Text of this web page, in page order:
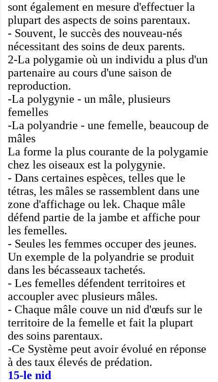
sont également en mesure d'effectuer la
plupart des aspects de soins parentaux.
- Souvent, le succès des nouveau-nés
nécessitant des soins de deux parents.
2-La polygamie où un individu a plus d'un
partenaire au cours d'une saison de
reproduction.
-La polygynie - un mâle, plusieurs
femelles
-La polyandrie - une femelle, beaucoup de
mâles
La forme la plus courante de la polygamie
chez les oiseaux est la polygynie.
- Dans certaines espèces, telles que le
tétras, les mâles se rassemblent dans une
zone d'affichage ou lek. Chaque mâle
défend partie de la jambe et affiche pour
les femelles.
- Seules les femmes occuper des jeunes.
Un exemple de la polyandrie se produit
dans les bécasseaux tachetés.
- Les femelles défendent territoires et
accoupler avec plusieurs mâles.
- Chaque mâle couve un nid d'œufs sur le
territoire de la femelle et fait la plupart
des soins parentaux.
-Ce Système peut avoir évolué en réponse
à des taux élevés de prédation.
15-le nid